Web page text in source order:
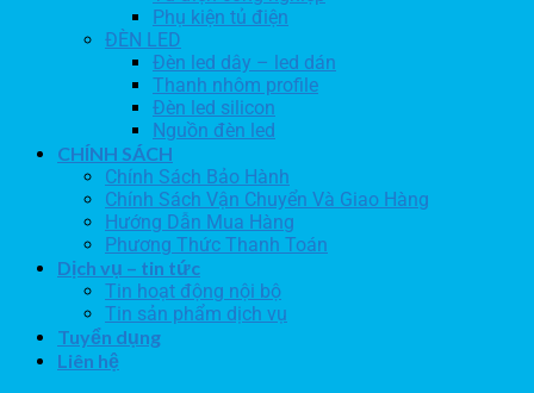
Phụ kiện tủ điện
ĐÈN LED
Đèn led dây – led dán
Thanh nhôm profile
Đèn led silicon
Nguồn đèn led
CHÍNH SÁCH
Chính Sách Bảo Hành
Chính Sách Vận Chuyển Và Giao Hàng
Hướng Dẫn Mua Hàng
Phương Thức Thanh Toán
Dịch vụ – tin tức
Tin hoạt động nội bộ
Tin sản phẩm dịch vụ
Tuyển dụng
Liên hệ